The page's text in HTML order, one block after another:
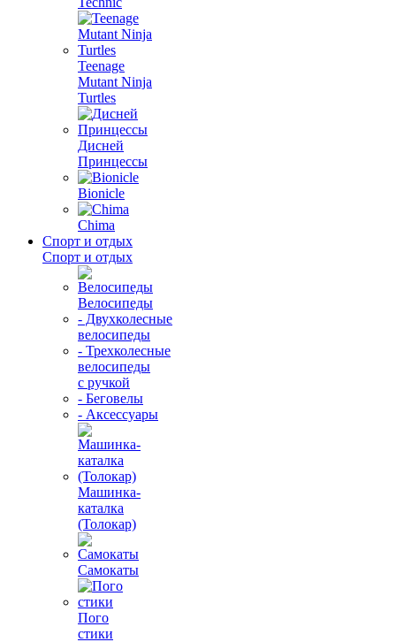
Teenage
Mutant Ninja
Turtles
Дисней
Принцессы
Bionicle
Chima
Спорт и отдых
Спорт и отдых
Велосипеды
- Двухколесные
велосипеды
- Трехколесные
велосипеды
с ручкой
- Беговелы
- Аксессуары
Машинка-
каталка
(Толокар)
Самокаты
Пого
стики